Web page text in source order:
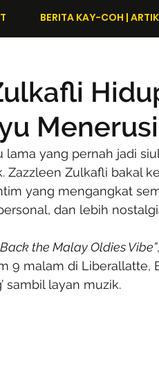
BERITA KAY-COH |
lama yang pernah jadi
Zazzleen Zulkafli bakal
yang mengangkat
dan lebih
Back the Malay Oldies Vibe”
9 malam di Liberallatte,
sambil layan muzik.